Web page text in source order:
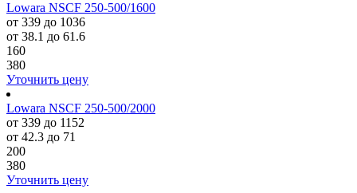
Lowara NSCF 250-500/1600
от 339 до 1036
от 38.1 до 61.6
160
380
Уточнить цену
Lowara NSCF 250-500/2000
от 339 до 1152
от 42.3 до 71
200
380
Уточнить цену